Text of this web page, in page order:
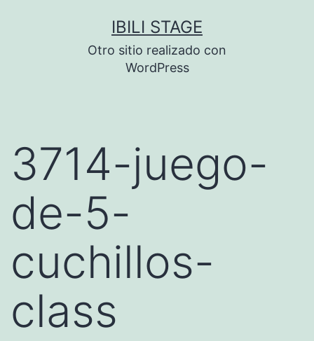
IBILI STAGE
Otro sitio realizado con
WordPress
3714-juego-
de-5-
cuchillos-
class